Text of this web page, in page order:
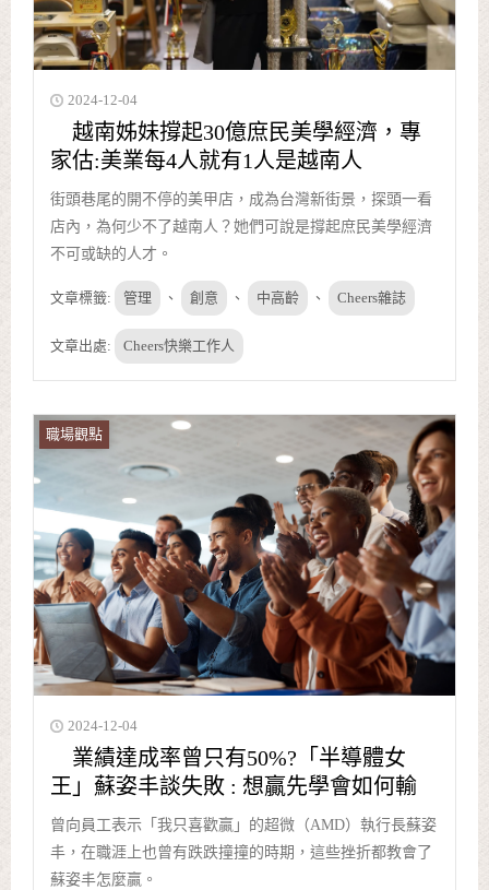
2024-12-04
越南姊妹撐起30億庶民美學經濟，專
家估:美業每4人就有1人是越南人
街頭巷尾的開不停的美甲店，成為台灣新街景，探頭一看
店內，為何少不了越南人？她們可說是撐起庶民美學經濟
不可或缺的人才。
文章標籤: 管理 、 創意 、 中高齡 、 Cheers雜誌
文章出處: Cheers快樂工作人
職場觀點
2024-12-04
業績達成率曾只有50%?「半導體女
王」蘇姿丰談失敗 : 想贏先學會如何輸
曾向員工表示「我只喜歡贏」的超微（AMD）執行長蘇姿
丰，在職涯上也曾有跌跌撞撞的時期，這些挫折都教會了
蘇姿丰怎麼贏。